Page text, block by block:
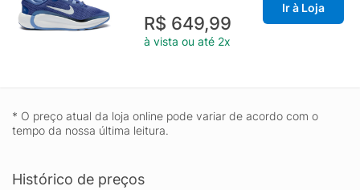
R$ 649,99
à vista ou até 2x
Ir à Loja
* O preço atual da loja online pode variar de acordo com o
tempo da nossa última leitura.
Histórico de preços